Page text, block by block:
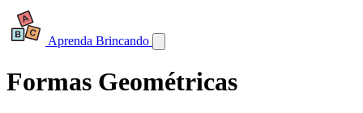
Aprenda Brincando
Formas Geométricas